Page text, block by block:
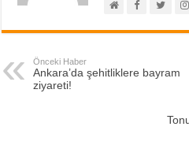
Önceki Haber
Ankara’da şehitliklere bayram
ziyareti!